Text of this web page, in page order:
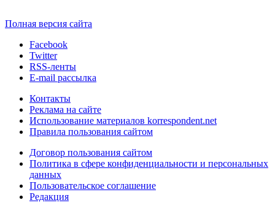
Полная версия сайта
Facebook
Twitter
RSS-ленты
E-mail рассылка
Контакты
Реклама на сайте
Использование материалов korrespondent.net
Правила пользования сайтом
Договор пользования сайтом
Политика в сфере конфиденциальности и персональных
данных
Пользовательское соглашение
Редакция